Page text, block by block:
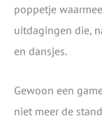
poppetje
uitdagingen die,
en dansjes.
Gewoon een
niet meer de